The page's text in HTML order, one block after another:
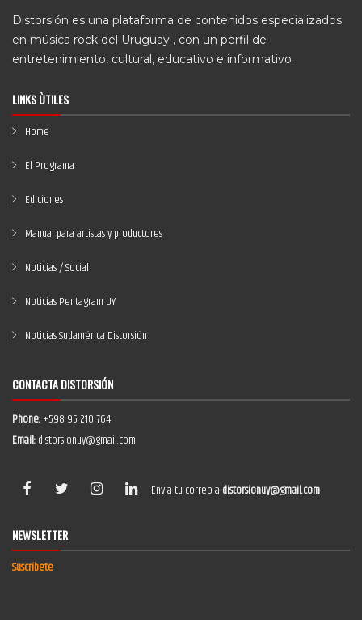
Distorsión es una plataforma de contenidos especializados
en música rock del Uruguay , con un perfil de
entretenimiento, cultural, educativo e informativo.
LINKS ÙTILES
Home
El Programa
Ediciones
Manual para artistas y productores
Noticias / Social
Noticias Pentagram UY
Noticias Sudamérica Distorsión
CONTACTA DISTORSIÓN
Phone:+598 95 210 764
Email:distorsionuy@gmail.com
Envía tu correo a distorsionuy@gmail.com
NEWSLETTER
Suscríbete